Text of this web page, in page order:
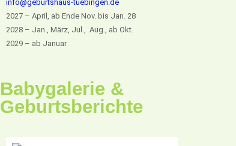
info@geburtshaus-tuebingen.de
2027 – April, ab Ende Nov. bis Jan. 28
2028 – Jan., März, Jul., Aug., ab Okt.
2029 – ab Januar
Babygalerie &
Geburtsberichte